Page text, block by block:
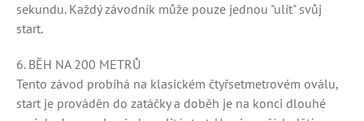
sekundu. Každý závodník může pouze jednou "ulít" svůj
start.
6. BĚH NA 200 METRŮ
Tento závod probíhá na klasickém čtyřsetmetrovém oválu,
start je prováděn do zatáčky a doběh je na konci dlouhé